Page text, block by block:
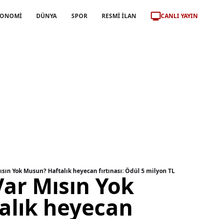
DÜNYA SPOR RESMİ İLAN CANLI YAYIN
Yok Musun? Haftalık heyecan fırtınası: Ödül 5 milyon TL
Mısın Yok
heyecan